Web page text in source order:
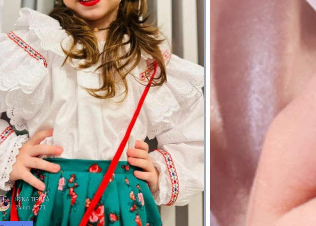
IRINA TIRDEA
24 iun. 2023